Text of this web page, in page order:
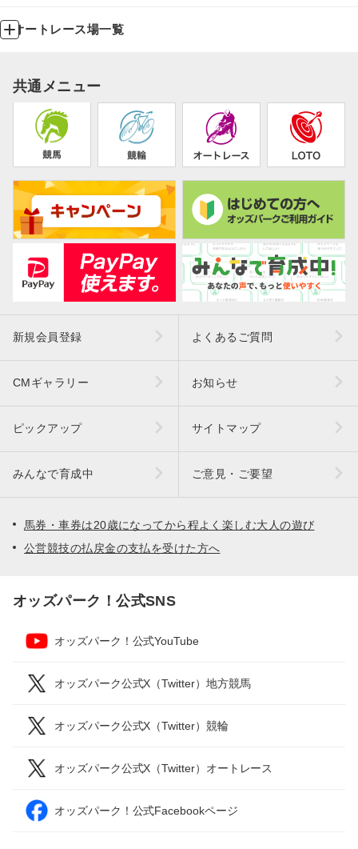
オートレース場一覧
共通メニュー
新規会員登録 よくあるご質問
CMギャラリー お知らせ
ピックアップ サイトマップ
みんなで育成中 ご意見・ご要望
馬券・車券は20歳になってから程よく楽しむ大人の遊び
公営競技の払戻金の支払を受けた方へ
オッズパーク！公式SNS
オッズパーク！公式YouTube
オッズパーク公式X（Twitter）地方競馬
オッズパーク公式X（Twitter）競輪
オッズパーク公式X（Twitter）オートレース
オッズパーク！公式Facebookページ